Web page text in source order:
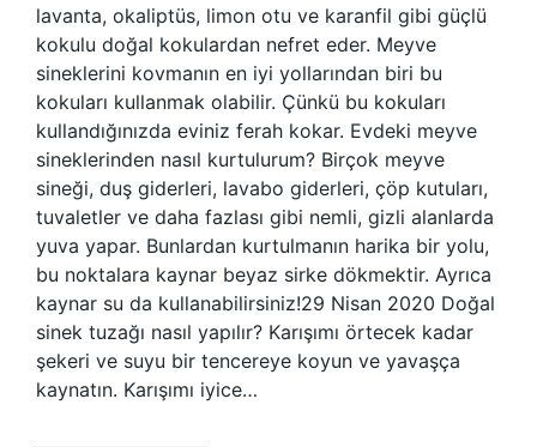
lavanta, okaliptüs, limon otu ve karanfil gibi güçlü
kokulu doğal kokulardan nefret eder. Meyve
sineklerini kovmanın en iyi yollarından biri bu
kokuları kullanmak olabilir. Çünkü bu kokuları
kullandığınızda eviniz ferah kokar. Evdeki meyve
sineklerinden nasıl kurtulurum? Birçok meyve
sineği, duş giderleri, lavabo giderleri, çöp kutuları,
tuvaletler ve daha fazlası gibi nemli, gizli alanlarda
yuva yapar. Bunlardan kurtulmanın harika bir yolu,
bu noktalara kaynar beyaz sirke dökmektir. Ayrıca
kaynar su da kullanabilirsiniz!29 Nisan 2020 Doğal
sinek tuzağı nasıl yapılır? Karışımı örtecek kadar
şekeri ve suyu bir tencereye koyun ve yavaşça
kaynatın. Karışımı iyice…